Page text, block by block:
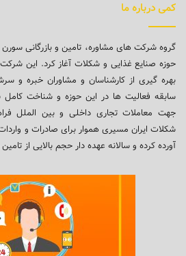
کمی درباره ما
حوزه صنایع غذایی و شکلات آغاز کرد. این شرکت
بهره گیری از کارشناسان و مشاوران خبره و
سابقه فعالیت ها در این حوزه و شناخت کامل
جهت معاملات تجاری داخلی و بین الملل
شکلات ایران مسیری هموار برای صادرات و
آورده کرده و سالانه عهده دار حجم بالایی از